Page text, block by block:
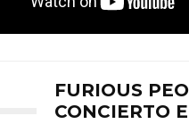
FURIOUS
CONCIERTO